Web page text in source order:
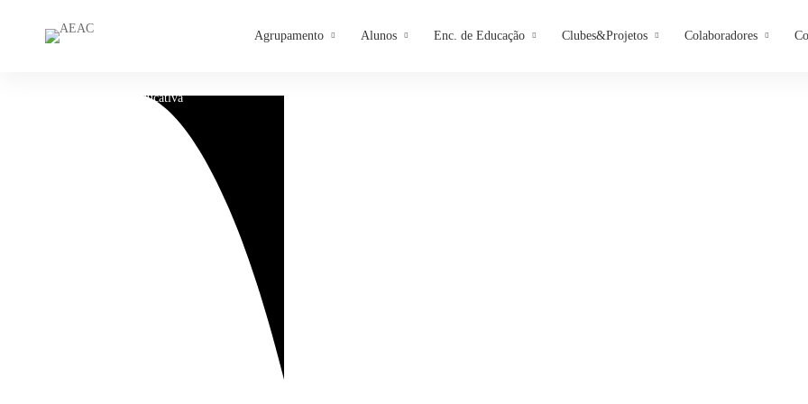
Agrupamento Alunos Enc. de Educação Clubes&Projetos Colaboradores
Oferta-Educativa